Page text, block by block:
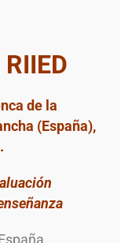
de la
(España),